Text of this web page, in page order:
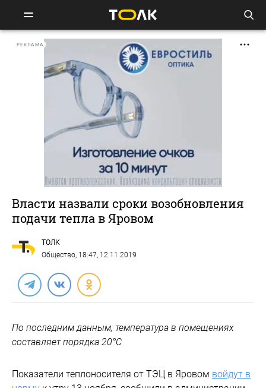
РЕКЛАМА
Власти назвали сроки возобновления
подачи тепла в Яровом
ТОЛК
Общество, 18:47, 12.11.2019
По последним данным, температура в помещениях
составляет порядка 20°С
Показатели теплоносителя от ТЭЦ в Яровом войдут в